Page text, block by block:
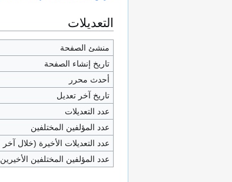
التعديلات
منشئ الصفحة
تاريخ إنشاء الصفحة
أحدث محرر
تاريخ آخر تعديل
عدد التعديلات
عدد المؤلفين المختلفين
عدد التعديلات الأخيرة (خلال آخر ٩٠ يومًا)
عدد المؤلفين المختلفين الأخيرين